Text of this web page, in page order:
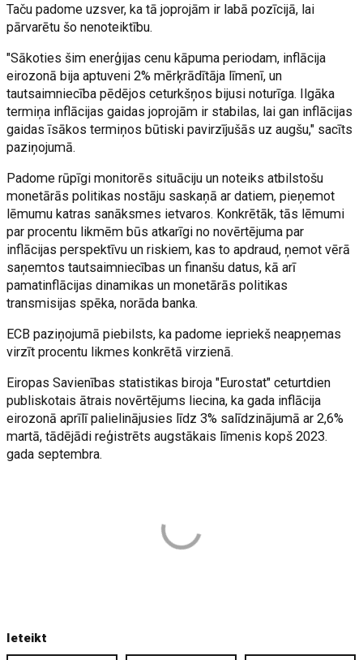
Taču padome uzsver, ka tā joprojām ir labā pozīcijā, lai
pārvarētu šo nenoteiktību.
"Sākoties šim enerģijas cenu kāpuma periodam, inflācija
eirozonā bija aptuveni 2% mērķrādītāja līmenī, un
tautsaimniecība pēdējos ceturkšņos bijusi noturīga. Ilgāka
termiņa inflācijas gaidas joprojām ir stabilas, lai gan inflācijas
gaidas īsākos termiņos būtiski pavirzījušās uz augšu," sacīts
paziņojumā.
Padome rūpīgi monitorēs situāciju un noteiks atbilstošu
monetārās politikas nostāju saskaņā ar datiem, pieņemot
lēmumu katras sanāksmes ietvaros. Konkrētāk, tās lēmumi
par procentu likmēm būs atkarīgi no novērtējuma par
inflācijas perspektīvu un riskiem, kas to apdraud, ņemot vērā
saņemtos tautsaimniecības un finanšu datus, kā arī
pamatinflācijas dinamikas un monetārās politikas
transmisijas spēka, norāda banka.
ECB paziņojumā piebilsts, ka padome iepriekš neapņemas
virzīt procentu likmes konkrētā virzienā.
Eiropas Savienības statistikas biroja "Eurostat" ceturtdien
publiskotais ātrais novērtējums liecina, ka gada inflācija
eirozonā aprīlī palielinājusies līdz 3% salīdzinājumā ar 2,6%
martā, tādējādi reģistrēts augstākais līmenis kopš 2023.
gada septembra.
Ieteikt